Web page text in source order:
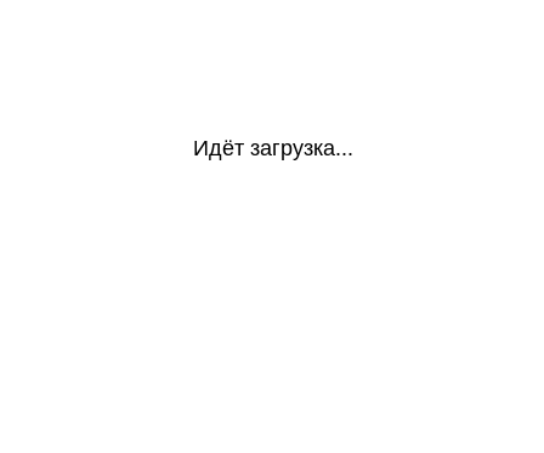
Идёт загрузка...